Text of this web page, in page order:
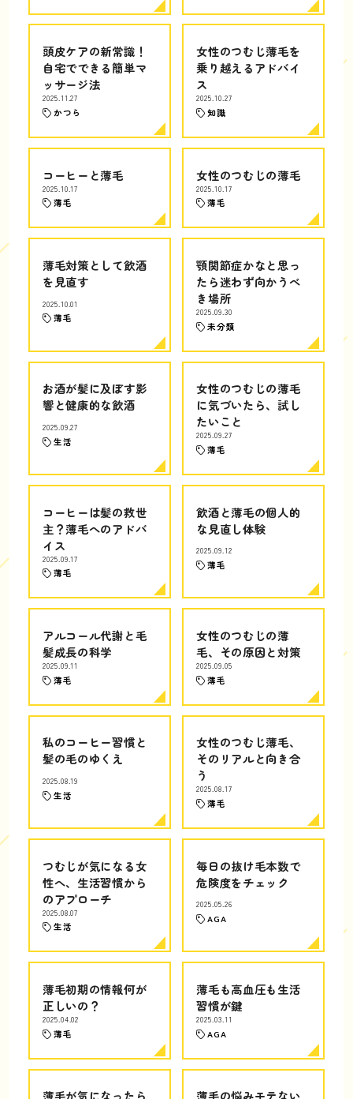
頭皮ケアの新常識！
自宅でできる簡単マ
ッサージ法
2025.11.27
かつら
女性のつむじ薄毛を
乗り越えるアドバイ
ス
2025.10.27
知識
コーヒーと薄毛
2025.10.17
薄毛
女性のつむじの薄毛
2025.10.17
薄毛
薄毛対策として飲酒
を見直す
2025.10.01
薄毛
顎関節症かなと思っ
たら迷わず向かうべ
き場所
2025.09.30
未分類
お酒が髪に及ぼす影
響と健康的な飲酒
2025.09.27
生活
女性のつむじの薄毛
に気づいたら、試し
たいこと
2025.09.27
薄毛
コーヒーは髪の救世
主？薄毛へのアドバ
イス
2025.09.17
薄毛
飲酒と薄毛の個人的
な見直し体験
2025.09.12
薄毛
アルコール代謝と毛
髪成長の科学
2025.09.11
薄毛
女性のつむじの薄
毛、その原因と対策
2025.09.05
薄毛
私のコーヒー習慣と
髪の毛のゆくえ
2025.08.19
生活
女性のつむじ薄毛、
そのリアルと向き合
う
2025.08.17
薄毛
つむじが気になる女
性へ、生活習慣から
のアプローチ
2025.08.07
生活
毎日の抜け毛本数で
危険度をチェック
2025.05.26
AGA
薄毛初期の情報何が
正しいの？
2025.04.02
薄毛
薄毛も高血圧も生活
習慣が鍵
2025.03.11
AGA